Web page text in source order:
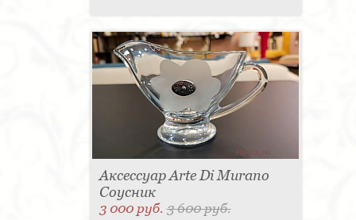
Аксессуар Arte Di Murano
Соусник
3 000 руб.3 600 руб.